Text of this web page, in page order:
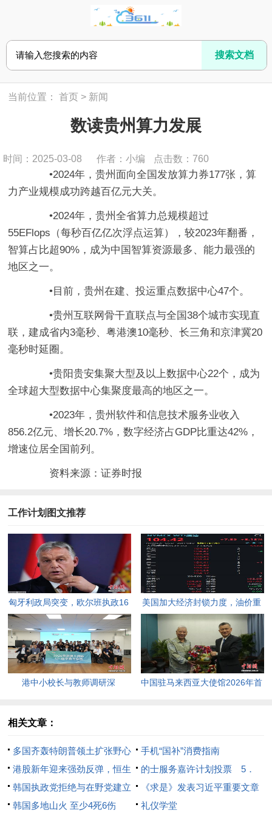
当前位置：首页 > 新闻
数读贵州算力发展
时间：2025-03-08 作者：小编 点击数： 760
•2024年，贵州面向全国发放算力券177张，算
力产业规模成功跨越百亿元大关。
•2024年，贵州全省算力总规模超过
55EFlops（每秒百亿亿次浮点运算），较2023年翻番，
智算占比超90%，成为中国智算资源最多、能力最强的
地区之一。
•目前，贵州在建、投运重点数据中心47个。
•贵州互联网骨干直联点与全国38个城市实现直
联，建成省内3毫秒、粤港澳10毫秒、长三角和京津冀20
毫秒时延圈。
•贵阳贵安集聚大型及以上数据中心22个，成为
全球超大型数据中心集聚度最高的地区之一。
•2023年，贵州软件和信息技术服务业收入
856.2亿元、增长20.7%，数字经济占GDP比重达42%，
增速位居全国前列。
资料来源：证券时报
工作计划图文推荐
匈牙利政局突变，欧尔班执政16
年终结。
美国加大经济封锁力度，油价重
返100美元高点，黄金价格急
跌，日韩主要股指开盘走低。
港中小校长与教师调研深
课堂新路径。
中国驻马来西亚大使馆2026年首
力，帮助他们在异国他乡更好地
学习和生活。
相关文章：
多国齐轰特朗普领土扩张野心
手机“国补”消费指南
港股新年迎来强劲反弹，恒生
指数突破26000点关键关口，投
资者情绪显著回暖。
的士服务嘉许计划投票 5．
31截止
韩国执政党拒绝与在野党建立
合作机制
《求是》发表习近平重要文章
《加快建设文化强国》 更加主
韩国多地山火 至少4死6伤 礼仪学堂